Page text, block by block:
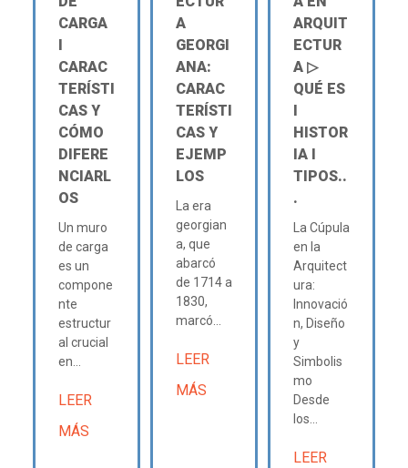
CARGA
CARAC
TERÍSTI
CAS Y
CÓMO
DIFERE
NCIARL
OS
Un muro
de carga
es un
compone
nte
estructur
al crucial
en...
LEER
MÁS
A
GEORGI
ANA:
CARAC
TERÍSTI
CAS Y
EJEMP
LOS
La era
georgian
a, que
abarcó
de 1714 a
1830,
marcó...
LEER
MÁS
ARQUIT
ECTUR
A ▷
QUÉ ES
HISTOR
IA Ι
TIPOS..
.
La Cúpula
en la
Arquitect
ura:
Innovació
n, Diseño
y
Simbolis
mo
Desde
los...
LEER